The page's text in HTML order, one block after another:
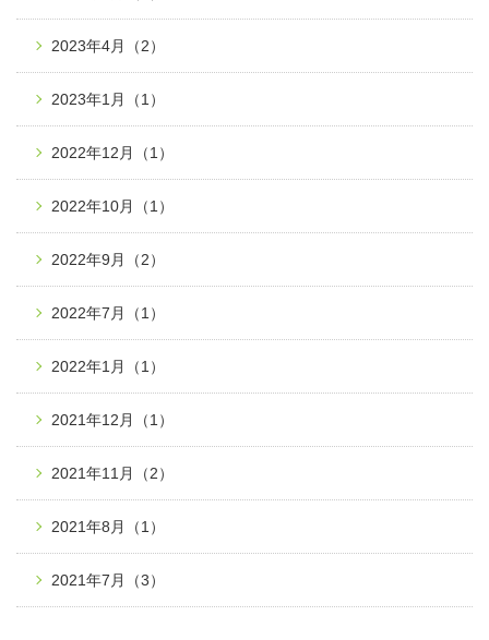
2023年4月 （2）
2023年1月 （1）
2022年12月 （1）
2022年10月 （1）
2022年9月 （2）
2022年7月 （1）
2022年1月 （1）
2021年12月 （1）
2021年11月 （2）
2021年8月 （1）
2021年7月 （3）